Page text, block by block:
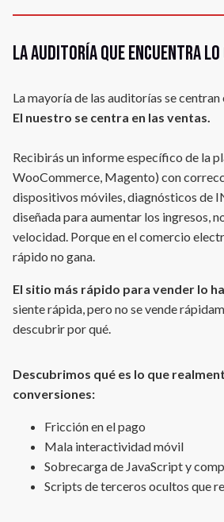
La auditoría que encuentra
La mayoría de las auditorías se centran
El nuestro se centra en las ventas.
Recibirás un informe específico de la
WooCommerce, Magento) con
dispositivos móviles, diagnósticos de
diseñada para aumentar los ingresos,
velocidad. Porque en el comercio
rápido no gana.
El sitio más rápido para vender lo
siente rápida, pero no se vende
descubrir por qué.
Descubrimos qué es lo que
conversiones:
Fricción en el pago
Mala interactividad móvil
Sobrecarga de JavaScript y
Scripts de terceros ocultos que